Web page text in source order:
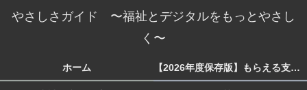
やさしさガイド 〜福祉とデジタルをもっとやさし
く〜
ホーム 【2026年度保存版】もらえる支援一覧 生活・子育て・障害・就労まで